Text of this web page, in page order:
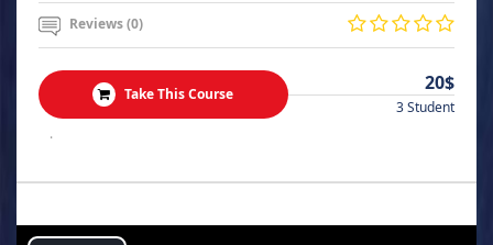
Reviews (0)
Take This Course 20$
3 Student
.